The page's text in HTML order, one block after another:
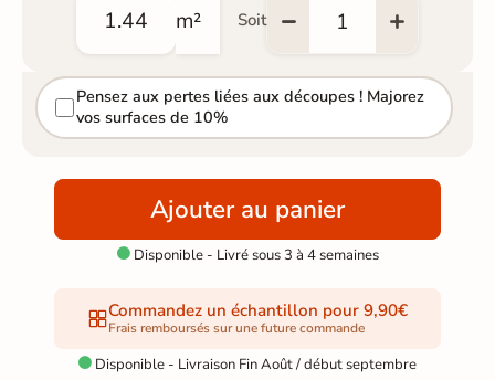
m² Soit
Pensez aux pertes liées aux découpes ! Majorez
vos surfaces de 10%
Ajouter au panier
Disponible - Livré sous 3 à 4 semaines
Commandez un échantillon pour 9,90€
Frais remboursés sur une future commande
 Disponible - Livraison Fin Août / début septembre